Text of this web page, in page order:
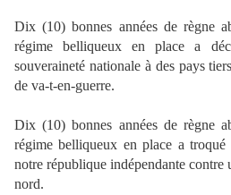
Dix (10) bonnes années de règne
régime belliqueux en place a
souveraineté nationale à des pays
de va-t-en-guerre.
Dix (10) bonnes années de règne
régime belliqueux en place a troqué
notre république indépendante contre
nord.